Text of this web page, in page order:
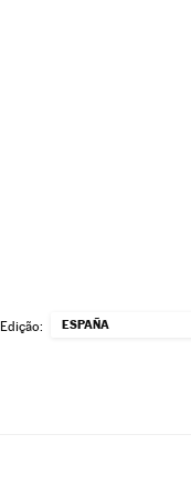
Edição: ESPAÑA